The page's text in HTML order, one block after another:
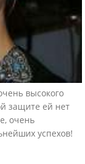
высокого
защите ей нет
очень
успехов!